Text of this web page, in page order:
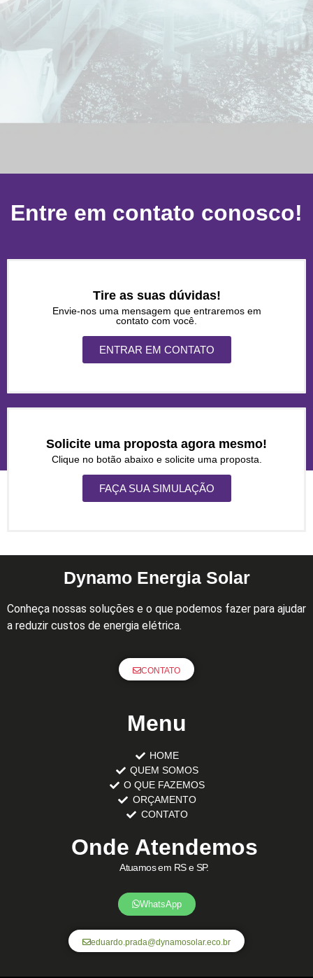
Entre em contato conosco!
Tire as suas dúvidas!
Envie-nos uma mensagem que entraremos em
contato com você.
ENTRAR EM CONTATO
Solicite uma proposta agora mesmo!
Clique no botão abaixo e solicite uma proposta.
FAÇA SUA SIMULAÇÃO
Dynamo Energia Solar
Conheça nossas soluções e o que podemos fazer para ajudar
a reduzir custos de energia elétrica.
CONTATO
Menu
HOME
QUEM SOMOS
O QUE FAZEMOS
ORÇAMENTO
CONTATO
Onde Atendemos
Atuamos em RS e SP.
WhatsApp
eduardo.prada@dynamosolar.eco.br